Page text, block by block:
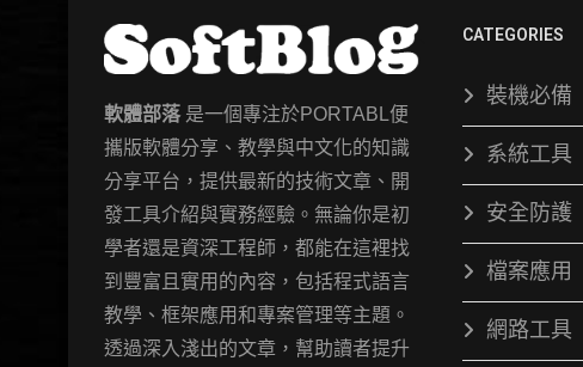
軟體部落是一個專注於PORTABL便
攜版軟體分享、教學與中文化的知識
分享平台，提供最新的技術文章、開
發工具介紹與實務經驗。無論你是初
學者還是資深工程師，都能在這裡找
到豐富且實用的內容，包括程式語言
教學、框架應用和專案管理等主題。
透過深入淺出的文章，幫助讀者提升
CATEGORIES
裝機必備
系統工具
安全防護
檔案應用
網路工具